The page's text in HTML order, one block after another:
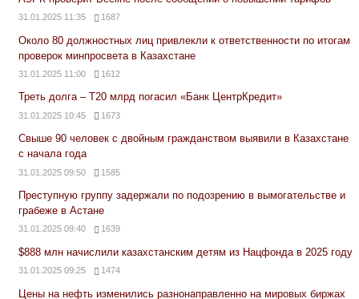
31.01.2025 11:35 1687
Около 80 должностных лиц привлекли к ответственности по итогам
проверок минпросвета в Казахстане
31.01.2025 11:00 1612
Треть долга – Т20 млрд погасил «Банк ЦентрКредит»
31.01.2025 10:45 1673
Свыше 90 человек с двойным гражданством выявили в Казахстане
с начала года
31.01.2025 09:50 1585
Преступную группу задержали по подозрению в вымогательстве и
грабеже в Астане
31.01.2025 09:40 1639
$888 млн начислили казахстанским детям из Нацфонда в 2025 году
31.01.2025 09:25 1474
Цены на нефть изменились разнонаправленно на мировых биржах